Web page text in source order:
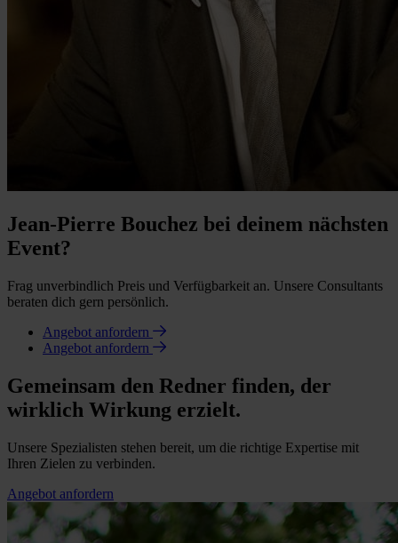
Jean-Pierre Bouchez bei deinem nächsten
Event?
Frag unverbindlich Preis und Verfügbarkeit an. Unsere Consultants
beraten dich gern persönlich.
Angebot anfordern
Angebot anfordern
Gemeinsam den Redner finden, der
wirklich Wirkung erzielt.
Unsere Spezialisten stehen bereit, um die richtige Expertise mit
Ihren Zielen zu verbinden.
Angebot anfordern